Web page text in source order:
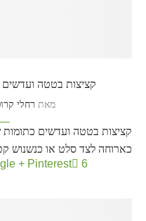
קציצות בטטה ועדשים
מאת רחלי
קציצות בטטה ועדשים
כארוחה לצד סלט או כנשנוש
6
+ Pinterest